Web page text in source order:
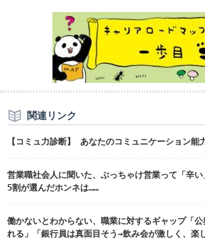
関連リンク
【コミュ力診断】 あなたのコミュニケーション能
営業職社会人に聞いた、ぶっちゃけ営業って「辛
5割が選んだホンネは……
働かないとわからない、職業に対するギャップ「
れる」「銀行員は真面目そう→飲み会が激しく、楽